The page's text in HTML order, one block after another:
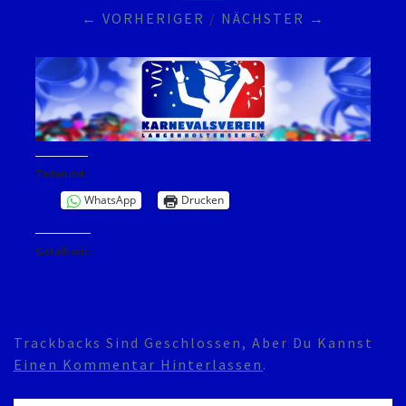
← VORHERIGER / NÄCHSTER →
Teilen mit:
WhatsApp Drucken
Gefällt mir:
Trackbacks Sind Geschlossen, Aber Du Kannst
Einen Kommentar Hinterlassen .